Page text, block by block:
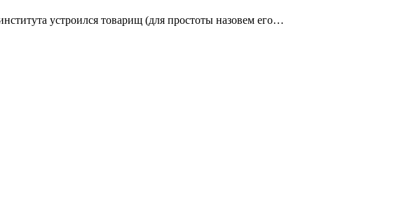
устроился товарищ (для простоты назовем его…